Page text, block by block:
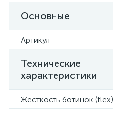
Основные
Артикул
Технические
характеристики
Жесткость ботинок (flex)